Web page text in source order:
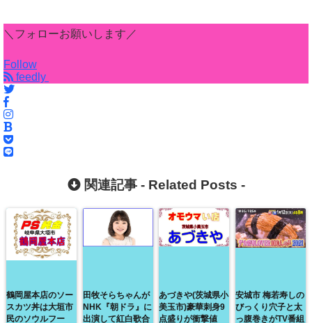
＼フォローお願いします／
Follow
feedly
関連記事 - Related Posts -
鶴岡屋本店のソー
スカツ丼は大垣市
民のソウルフー
田牧そらちゃんが
NHK『朝ドラ』に
出演して紅白歌合
あづきや(茨城県小
美玉市)豪華刺身9
点盛りが衝撃値
安城市 梅若寿しの
びっくり穴子と太
っ腹巻きがTV番組